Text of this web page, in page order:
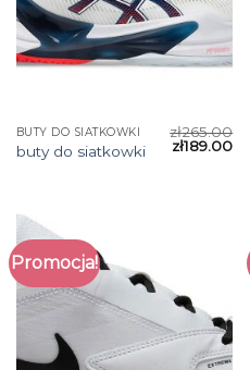
BUTY DO SIATKOWKI
buty do siatkowki
zł265.00
zł189.00
Promocja!